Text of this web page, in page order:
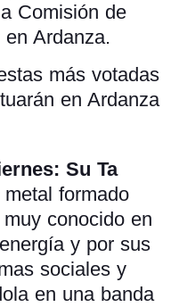
Comisión de
Ardanza.
más votadas
en Ardanza
Su Ta
formado
conocido en
y por sus
sociales y
en una banda